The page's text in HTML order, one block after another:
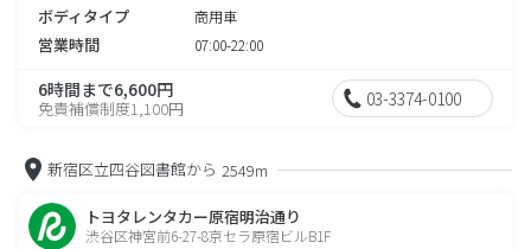
ボディタイプ 商用車
営業時間 07:00-22:00
6時間まで6,600円
免責補償制度1,100円 03-3374-0100
新宿区立四谷図書館から 2549m
トヨタレンタカー原宿明治通り
渋谷区神宮前6-27-8京セラ原宿ビルB1F